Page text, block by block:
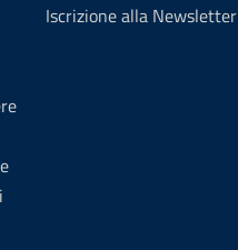
Iscrizione alla Newsletter